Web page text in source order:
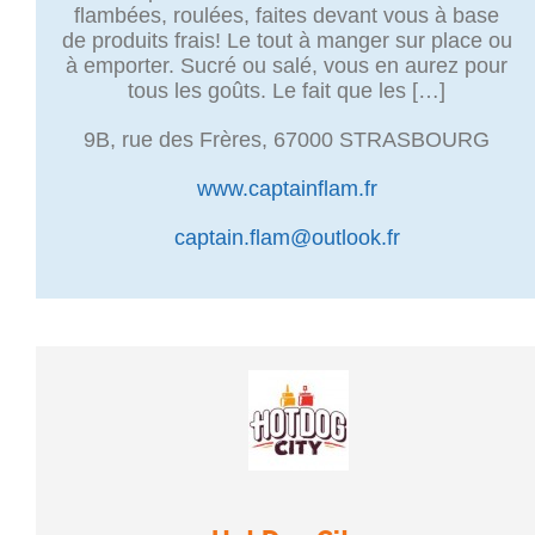
flambées, roulées, faites devant vous à base
de produits frais! Le tout à manger sur place ou
à emporter. Sucré ou salé, vous en aurez pour
tous les goûts. Le fait que les […]
9B, rue des Frères, 67000 STRASBOURG
www.captainflam.fr
captain.flam@outlook.fr